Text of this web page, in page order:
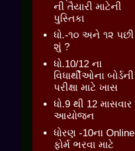
ની તૈયારી માટેની
પુસ્તિકા
ધો.-૧૦ અને ૧૨ પછી
શું ?
ધો.10/12 ના
વિધાર્થીઓના બોર્ડની
પરીક્ષા માટે ખાસ
ધો.9 થી 12 માસવાર
આયોજન
ધોરણ -10ના Online
ફોર્મ ભરવા માટે